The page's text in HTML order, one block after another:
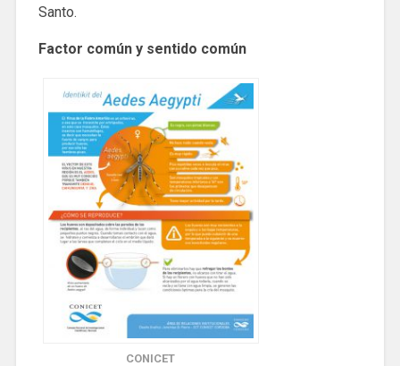
Santo.
Factor común y sentido común
CONICET